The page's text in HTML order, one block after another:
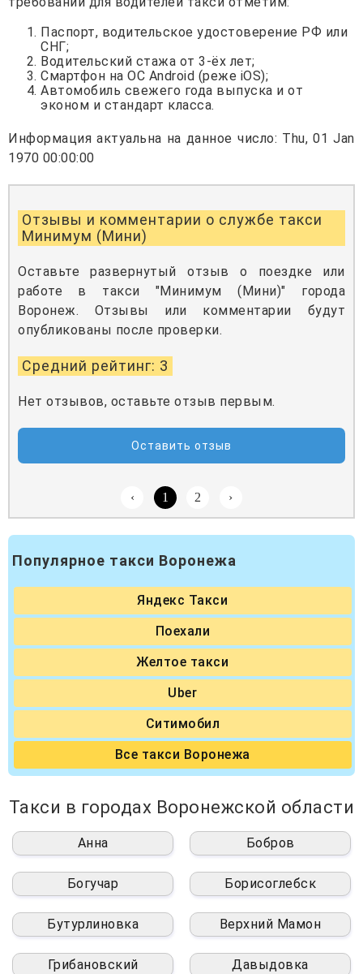
Паспорт, водительское удостоверение РФ или
СНГ;
Водительский стажа от 3-ёх лет;
Смартфон на ОС Android (реже iOS);
Автомобиль свежего года выпуска и от
эконом и стандарт класса.
Информация актуальна на данное число: Thu, 01 Jan
1970 00:00:00
Отзывы и комментарии о службе такси
Минимум (Мини)
Оставьте развернутый отзыв о поездке или
работе в такси "Минимум (Мини)" города
Воронеж. Отзывы или комментарии будут
опубликованы после проверки.
Средний рейтинг: 3
Нет отзывов, оставьте отзыв первым.
Оставить отзыв
‹ 1 2 ›
Популярное такси Воронежа
Яндекс Такси
Поехали
Желтое такси
Uber
Ситимобил
Все такси Воронежа
Такси в городах Воронежской области
Анна Бобров
Богучар Борисоглебск
Бутурлиновка Верхний Мамон
Грибановский Давыдовка